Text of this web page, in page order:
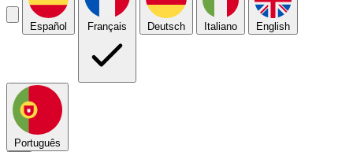
Español Français Deutsch Italiano English
Português